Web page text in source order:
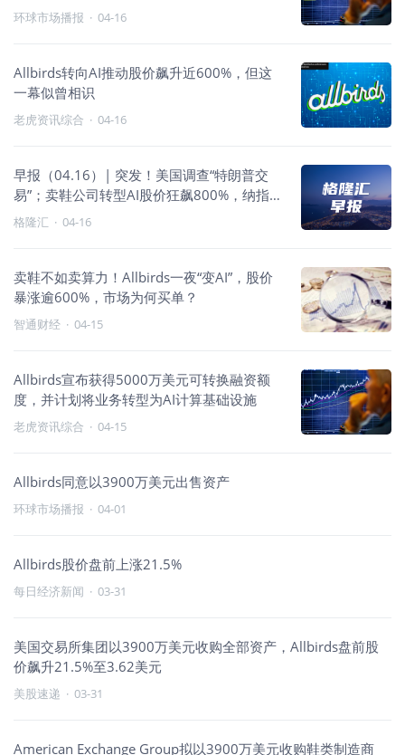
环球市场播报 · 04-16
Allbirds转向AI推动股价飙升近600%，但这
一幕似曾相识
老虎资讯综合 · 04-16
早报（04.16）| 突发！美国调查“特朗普交
易”；卖鞋公司转型AI股价狂飙800%，纳指
11连涨；马斯克最新宣布
格隆汇 · 04-16
卖鞋不如卖算力！Allbirds一夜“变AI”，股价
暴涨逾600%，市场为何买单？
智通财经 · 04-15
Allbirds宣布获得5000万美元可转换融资额
度，并计划将业务转型为AI计算基础设施
老虎资讯综合 · 04-15
Allbirds同意以3900万美元出售资产
环球市场播报 · 04-01
Allbirds股价盘前上涨21.5%
每日经济新闻 · 03-31
美国交易所集团以3900万美元收购全部资产，Allbirds盘前股
价飙升21.5%至3.62美元
美股速递 · 03-31
American Exchange Group拟以3900万美元收购鞋类制造商